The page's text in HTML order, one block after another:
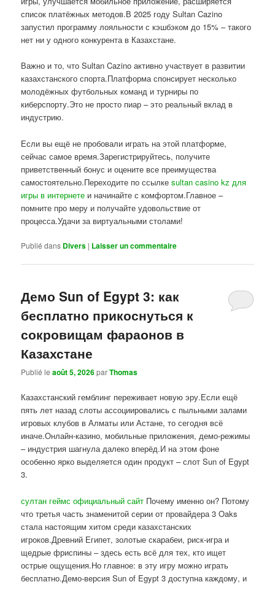
список платёжных методов.В 2025 году Sultan Cazino
запустил программу лояльности с кэшбэком до 15% – такого
нет ни у одного конкурента в Казахстане.
Важно и то, что Sultan Cazino активно участвует в развитии
казахстанского спорта.Платформа спонсирует несколько
молодёжных футбольных команд и турниры по
киберспорту.Это не просто пиар – это реальный вклад в
индустрию.
Если вы ещё не пробовали играть на этой платформе,
сейчас самое время.Зарегистрируйтесь, получите
приветственный бонус и оцените все преимущества
самостоятельно.Переходите по ссылкеsultan casino kz для
игры в интернете и начинайте с комфортом.Главное –
помните про меру и получайте удовольствие от
процесса.Удачи за виртуальными столами!
Publié dans Divers | Laisser un commentaire
Демо Sun of Egypt 3: как
бесплатно прикоснуться к
сокровищам фараонов в
Казахстане
Publié leaoût 5, 2026parThomas
Казахстанский гемблинг переживает новую эру.Если ещё
пять лет назад слоты ассоциировались с пыльными залами
игровых клубов в Алматы или Астане, то сегодня всё
иначе.Онлайн-казино, мобильные приложения, демо-режимы
– индустрия шагнула далеко вперёд.И на этом фоне
особенно ярко выделяется один продукт – слот Sun of Egypt
3.
султан геймс официальный сайт Почему именно он? Потому
что третья часть знаменитой серии от провайдера 3 Oaks
стала настоящим хитом среди казахстанских
игроков.Древний Египет, золотые скарабеи, риск-игра и
щедрые фриспины – здесь есть всё для тех, кто ищет
острые ощущения.Но главное: в эту игру можно играть
бесплатно.Демо-версия Sun of Egypt 3 доступна каждому, и